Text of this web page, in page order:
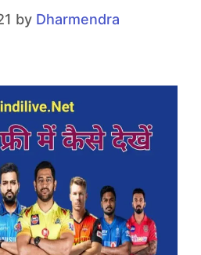
by Dharmendra